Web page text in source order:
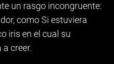
un rasgo incongruente:
como Si estuviera
iris en el cual su
creer.